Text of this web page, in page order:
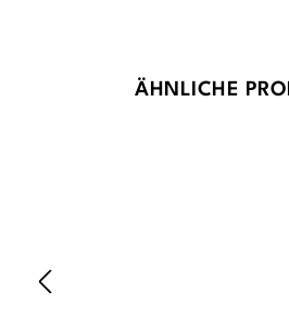
Produktgalerie überspringen
ÄHNLICHE